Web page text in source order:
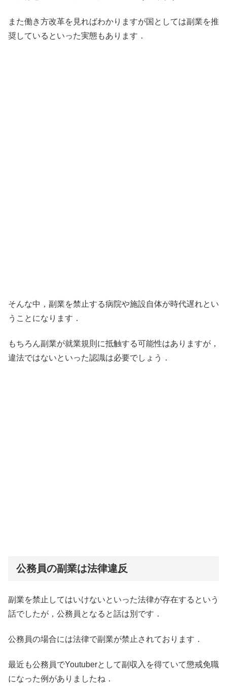
また働き方改革を見ればわかりますが国としては副業を推
奨しているといった実態もあります．
そんな中，副業を禁止する病院や施設自体が時代遅れとい
うことになります．
もちろん副業が就業規則に抵触する可能性はありますが，
違法ではないといった認識は必要でしょう．
公務員の副業は法律違反
副業を禁止してはいけないといった法律が存在するという
話でしたが，公務員となると話は別です．
公務員の場合には法律で副業が禁止されております．
最近も公務員でYoutuberとして副収入を得ていて懲戒免職
になった例がありましたね．